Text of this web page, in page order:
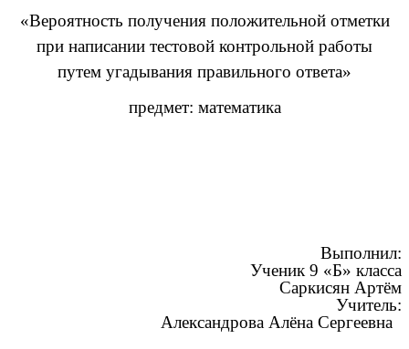
«Вероятность получения положительной отметки
при написании тестовой контрольной работы
путем угадывания правильного ответа»
предмет: математика
Выполнил:
Ученик 9 «Б» класса
Саркисян Артём
Учитель:
Александрова Алёна Сергеевна